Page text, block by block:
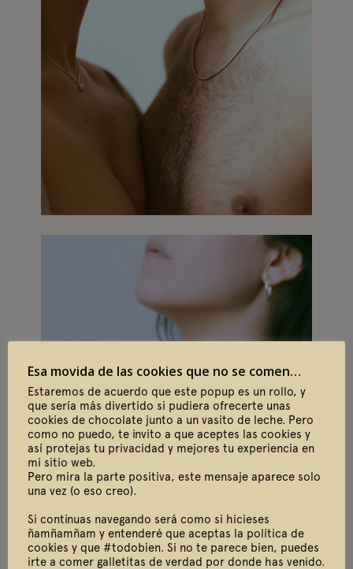
Esa movida de las cookies que no se comen…
Estaremos de acuerdo que este popup es un rollo, y
que sería más divertido si pudiera ofrecerte unas
cookies de chocolate junto a un vasito de leche. Pero
como no puedo, te invito a que aceptes las cookies y
así protejas tu privacidad y mejores tu experiencia en
mi sitio web.
Pero mira la parte positiva, este mensaje aparece solo
una vez (o eso creo).
Si continuas navegando será como si hicieses
ñamñamñam y entenderé que aceptas la política de
cookies y que #todobien. Si no te parece bien, puedes
irte a comer galletitas de verdad por donde has venido.